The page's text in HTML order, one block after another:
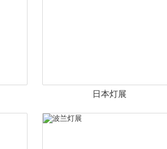
日本灯展